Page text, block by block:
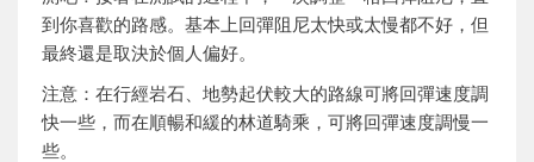
到你喜歡的路感。基本上回彈阻尼太快或太慢都不好，但
最終還是取決於個人偏好。
注意：在行經岩石、地勢起伏較大的路線可將回彈速度調
快一些，而在順暢和緩的林道騎乘，可將回彈速度調慢一
些。